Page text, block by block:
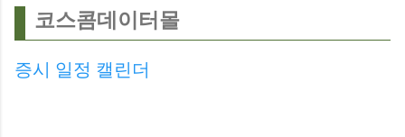
코스콤데이터몰
증시 일정 캘린더